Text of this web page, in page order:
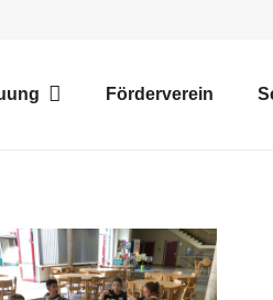
Förderverein